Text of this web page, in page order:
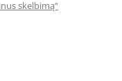
skelbimą“